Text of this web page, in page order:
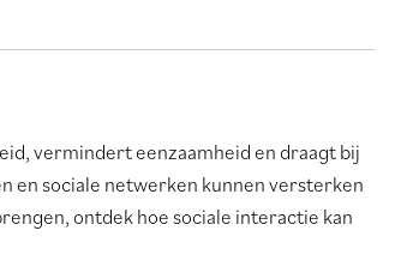
vermindert eenzaamheid en draagt bij
en sociale netwerken kunnen versterken
ontdek hoe sociale interactie kan